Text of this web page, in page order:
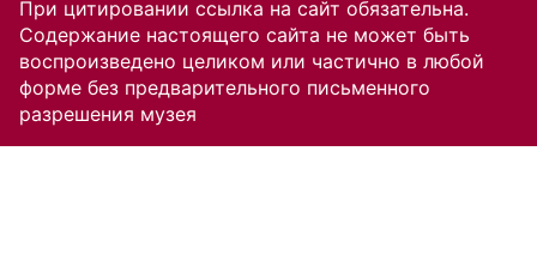
При цитировании ссылка на сайт обязательна.
Содержание настоящего сайта не может быть
воспроизведено целиком или частично в любой
форме без предварительного письменного
разрешения музея